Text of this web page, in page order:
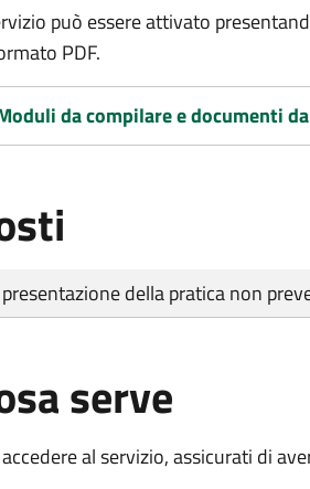
può essere attivato
PDF.
da compilare e documenti
di pagamentodella pratica non
serve
al servizio, assicurati di